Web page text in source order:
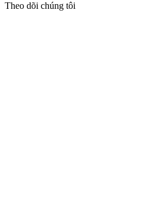
Theo dõi chúng tôi